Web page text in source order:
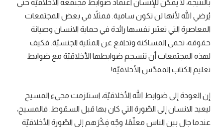
بالنتيجة، لا يمكن للإنسان اعتماد ضوابط مجتمعه الأخلاقيّة حتى
يُرضي الله لأنها لن تكون سامية. فمثلاً في بعض المجتمعات
المعاصرة التي تعتبر نفسها رائدة في حماية الانسان وصيانة
حقوقه، تحمي المساكنة وتدافع عن المثلية الجنسيّة. فكيف
لهذه المجتمعات أن تنسجم ضوابطها الأخلاقيّة مع ضوابط
تعليم الكتاب المقدّس الأخلاقيّة!
إن العودة إلى ضوابط الله الأخلاقيّة، استلزمت مجيء المسيح
ليعيد الانسان إلى الصّورة التي كان بها قبل السقوط. فالمسيح،
عندما جال بين الناس معلّمًا، وجّه فِكْرَهم إلى الصّورة الأخلاقيّة